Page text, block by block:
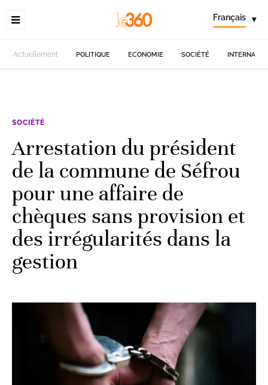
Français ▾
Actuellement POLITIQUE ECONOMIE SOCIÉTÉ
SOCIÉTÉ
Arrestation du président
de la commune de Séfrou
pour une affaire de
chèques sans provision et
des irrégularités dans la
gestion